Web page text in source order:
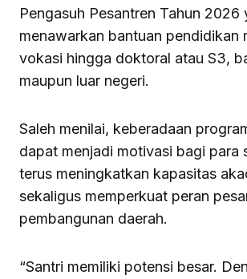
Pengasuh Pesantren Tahun 2026
menawarkan bantuan pendidikan
vokasi hingga doktoral atau S3,
maupun luar negeri.
Saleh menilai, keberadaan
dapat menjadi motivasi bagi para
terus meningkatkan kapasitas
sekaligus memperkuat peran
pembangunan daerah.
“Santri memiliki potensi besar.